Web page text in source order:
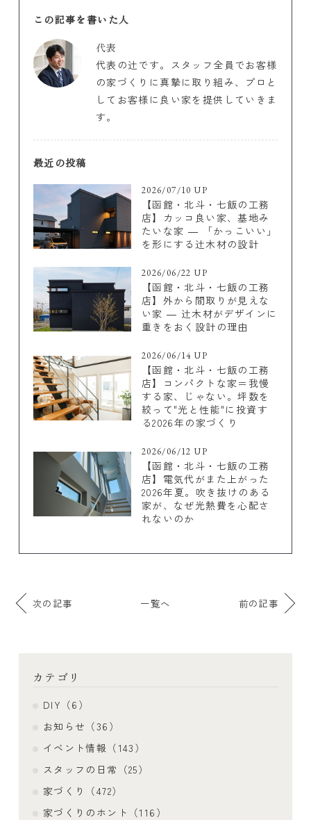
この記事を書いた人
代表
代表の辻です。スタッフ全員でお客様
の家づくりに真摯に取り組み、プロと
してお客様に良い家を提供していきま
す。
最近の投稿
2026/07/10 UP
【函館・北斗・七飯の工務
店】カッコ良い家、基地み
たいな家 ― 「かっこいい」
を形にする辻木材の設計
2026/06/22 UP
【函館・北斗・七飯の工務
店】外から間取りが見えな
い家 ― 辻木材がデザインに
重きをおく設計の理由
2026/06/14 UP
【函館・北斗・七飯の工務
店】コンパクトな家＝我慢
する家、じゃない。坪数を
絞って"光と性能"に投資す
る2026年の家づくり
2026/06/12 UP
【函館・北斗・七飯の工務
店】電気代がまた上がった
2026年夏。吹き抜けのある
家が、なぜ光熱費を心配さ
れないのか
次の記事 一覧へ 前の記事
カテゴリ
DIY（6）
お知らせ（36）
イベント情報（143）
スタッフの日常（25）
家づくり（472）
家づくりのホント（116）